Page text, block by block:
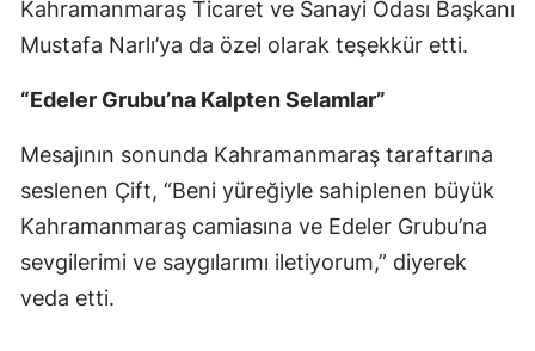
Kahramanmaraş Ticaret ve Sanayi Odası Başkanı
Mustafa Narlı’ya da özel olarak teşekkür etti.
“Edeler Grubu’na Kalpten Selamlar”
Mesajının sonunda Kahramanmaraş taraftarına
seslenen Çift, “Beni yüreğiyle sahiplenen büyük
Kahramanmaraş camiasına ve Edeler Grubu’na
sevgilerimi ve saygılarımı iletiyorum,” diyerek
veda etti.